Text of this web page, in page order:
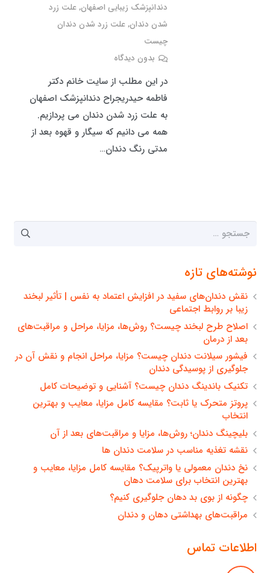
دندانپزشک زیبایی اصفهان,علت زرد
شدن دندان,علت زرد شدن دندان
چیست
بدون دیدگاه
در این مطلب از سایت خانم دکتر
فاطمه حیدریجراح دندانپزشک اصفهان
به علت زرد شدن دندان می پردازیم.
همه می دانیم که سیگار و قهوه بعد از
مدتی رنگ دندان…
جستجو
نوشته‌های تازه
نقش دندان‌های سفید در افزایش اعتماد به نفس | تأثیر لبخند
زیبا بر روابط اجتماعی
اصلاح طرح لبخند چیست؟ روش‌ها، مزایا، مراحل و مراقبت‌های
بعد از درمان
فیشور سیلانت دندان چیست؟ مزایا، مراحل انجام و نقش آن در
جلوگیری از پوسیدگی دندان
تکنیک باندینگ دندان چیست؟ آشنایی و توضیحات کامل
پروتز متحرک یا ثابت؟ مقایسه کامل مزایا، معایب و بهترین
انتخاب
بلیچینگ دندان؛ روش‌ها، مزایا و مراقبت‌های بعد از آن
نقشه تغذیه مناسب در سلامت دندان ها
نخ دندان معمولی یا واترپیک؟ مقایسه کامل مزایا، معایب و
بهترین انتخاب برای سلامت دهان
چگونه از بوی بد دهان جلوگیری کنیم؟
مراقبت‌های بهداشتی دهان و دندان
اطلاعات تماس